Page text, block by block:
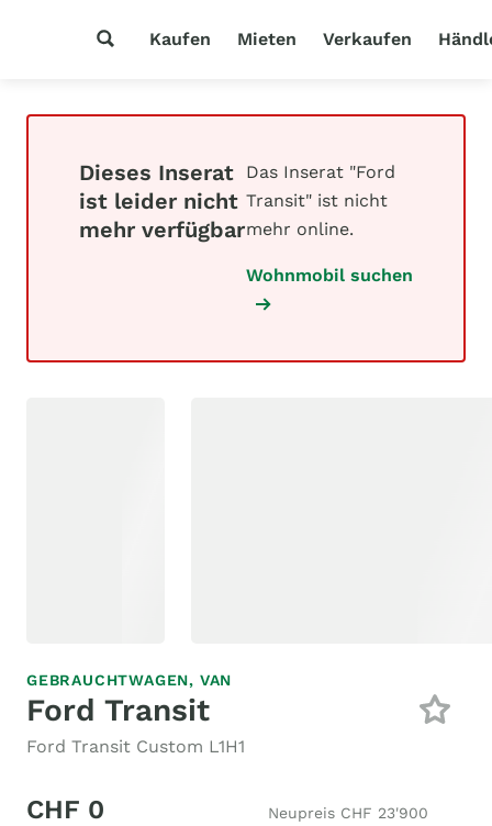
Kaufen Mieten Verkaufen
Dieses Inserat
ist leider nicht
mehr verfügbar
Das Inserat "Ford
Transit" ist nicht
mehr online.
Wohnmobil suchen
GEBRAUCHTWAGEN, VAN
Ford Transit
Ford Transit Custom L1H1
CHF 0 Neupreis CHF 23'900